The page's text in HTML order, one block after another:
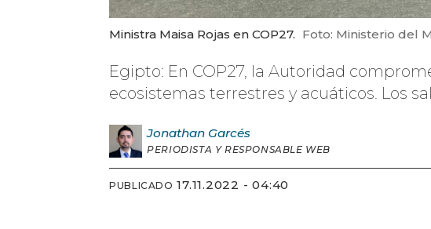
Ministra Maisa Rojas en COP27. Foto: Ministerio del
Egipto: En COP27, la Autoridad
ecosistemas terrestres y acuáticos. Los
Jonathan Garcés
PERIODISTA Y RESPONSABLE WEB
PUBLICADO 17.11.2022 - 04:40